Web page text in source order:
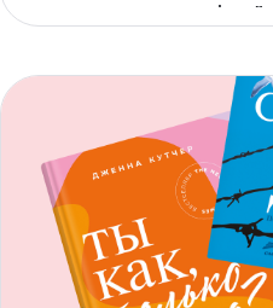
с доступом офлайн